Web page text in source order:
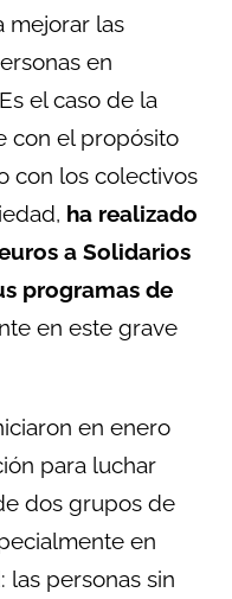
mejorar las
en
el caso de la
con el propósito
con los colectivos
ha realizado
a Solidarios
programas de
en este grave
en enero
para luchar
dos grupos de
en
las personas sin